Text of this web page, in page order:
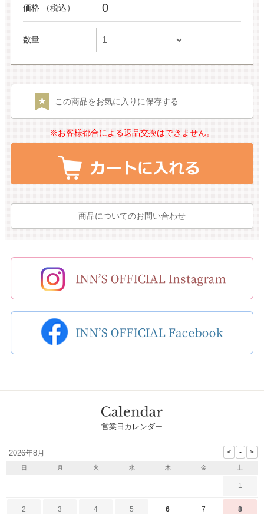
価格 （税込） 0
数量
この商品をお気に入りに保存する
※お客様都合による返品交換はできません。
商品についてのお問い合わせ
営業日カレンダー
2026年8月
日 月 火 水 木 金 土
1
2 3 4 5 6 7 8